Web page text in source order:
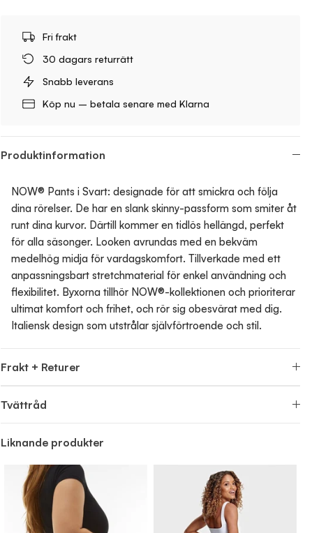
Fri frakt
30 dagars returrätt
Snabb leverans
Köp nu – betala senare med Klarna
Produktinformation
NOW® Pants i Svart: designade för att smickra och följa
dina rörelser. De har en slank skinny-passform som smiter åt
runt dina kurvor. Därtill kommer en tidlös hellängd, perfekt
för alla säsonger. Looken avrundas med en bekväm
medelhög midja för vardagskomfort. Tillverkade med ett
anpassningsbart stretchmaterial för enkel användning och
flexibilitet. Byxorna tillhör NOW®-kollektionen och prioriterar
ultimat komfort och frihet, och rör sig obesvärat med dig.
Italiensk design som utstrålar självförtroende och stil.
Frakt + Returer
Tvättråd
Liknande produkter